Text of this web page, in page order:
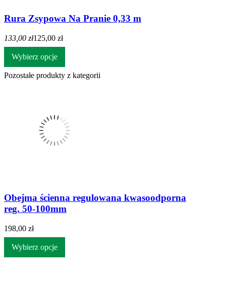
Rura Zsypowa Na Pranie 0,33 m
133,00 zł125,00 zł
Wybierz opcje
Pozostałe produkty z kategorii
Obejma ścienna regulowana kwasoodporna
reg. 50-100mm
198,00 zł
Wybierz opcje